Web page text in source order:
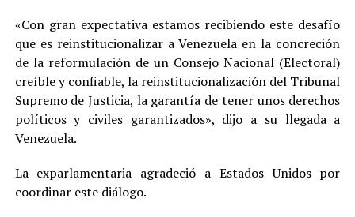
«Con gran expectativa estamos recibiendo este desafío
que es reinstitucionalizar a Venezuela en la concreción
de la reformulación de un Consejo Nacional (Electoral)
creíble y confiable, la reinstitucionalización del Tribunal
Supremo de Justicia, la garantía de tener unos derechos
políticos y civiles garantizados», dijo a su llegada a
Venezuela.
La exparlamentaria agradeció a Estados Unidos por
coordinar este diálogo.